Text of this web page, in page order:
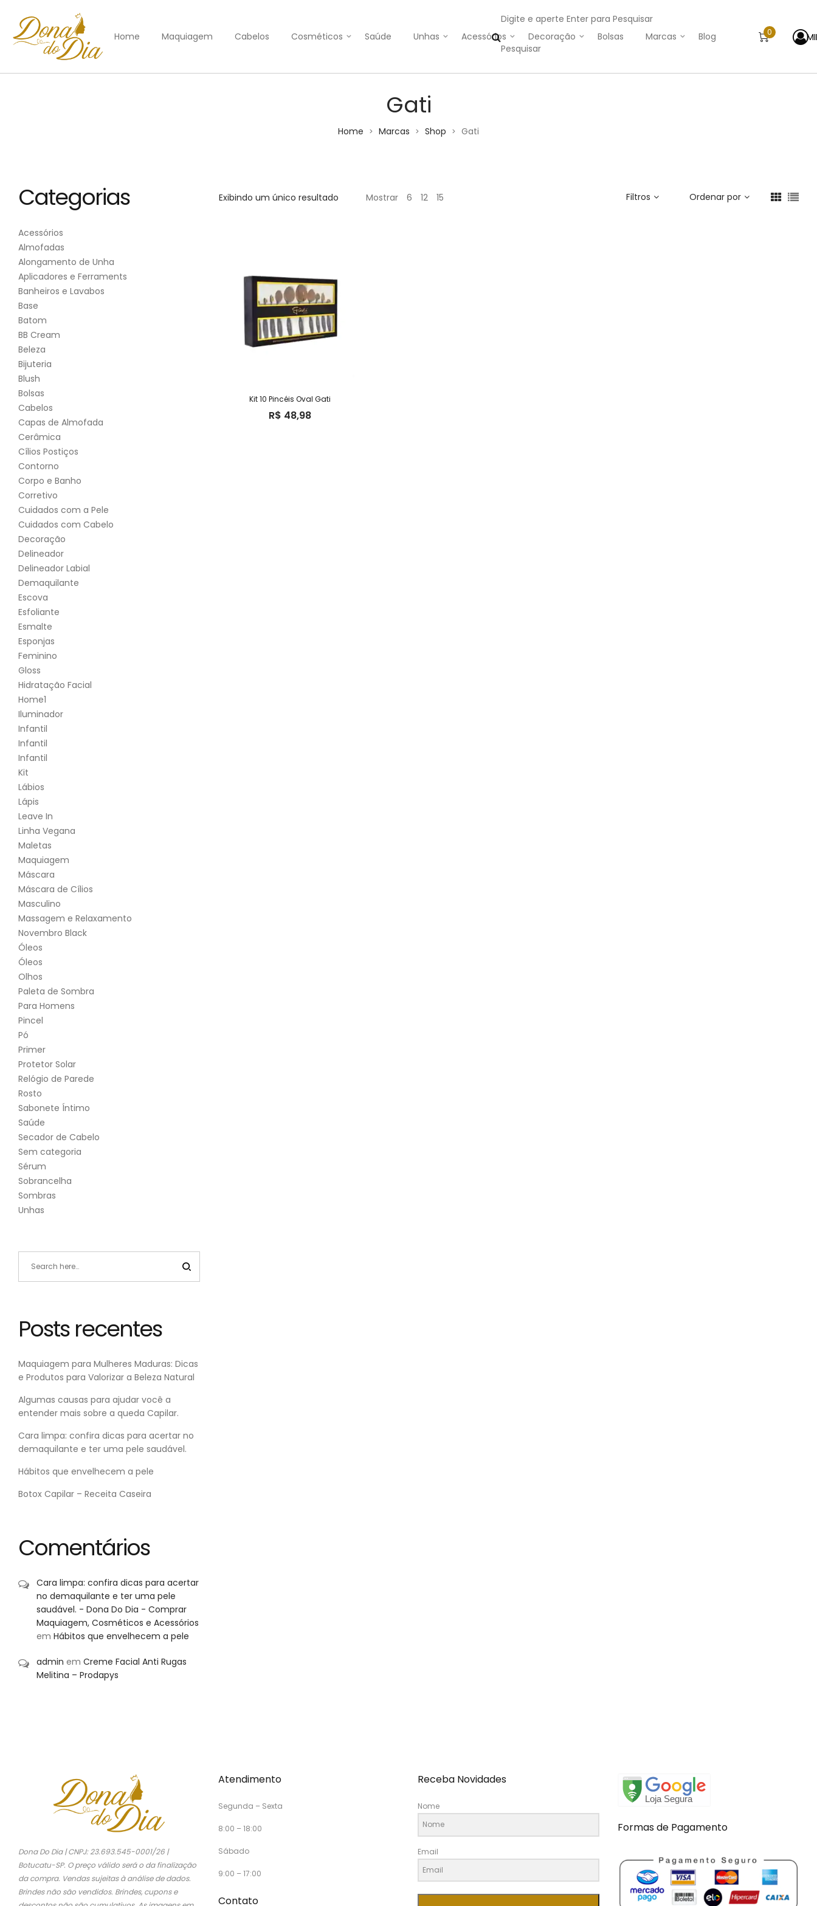
Home Maquiagem Cabelos Cosméticos Saúde Unhas Acessórios Decoração Bolsas Marcas Blog
Digite e aperte Enter para Pesquisar
0
Gati
Home > Marcas > Shop > Gati
Exibindo um único resultado Mostrar 6 12 15 Filtros Ordenar por
Kit 10 Pincéis Oval Gati
R$ 48,98
Categorias
Acessórios
Almofadas
Alongamento de Unha
Aplicadores e Ferraments
Banheiros e Lavabos
Base
Batom
BB Cream
Beleza
Bijuteria
Blush
Bolsas
Cabelos
Capas de Almofada
Cerâmica
Cílios Postiços
Contorno
Corpo e Banho
Corretivo
Cuidados com a Pele
Cuidados com Cabelo
Decoração
Delineador
Delineador Labial
Demaquilante
Escova
Esfoliante
Esmalte
Esponjas
Feminino
Gloss
Hidratação Facial
Home1
Iluminador
Infantil
Infantil
Infantil
Kit
Lábios
Lápis
Leave In
Linha Vegana
Maletas
Maquiagem
Máscara
Máscara de Cílios
Masculino
Massagem e Relaxamento
Novembro Black
Óleos
Óleos
Olhos
Paleta de Sombra
Para Homens
Pincel
Pó
Primer
Protetor Solar
Relógio de Parede
Rosto
Sabonete Íntimo
Saúde
Secador de Cabelo
Sem categoria
Sérum
Sobrancelha
Sombras
Unhas
Posts recentes
Maquiagem para Mulheres Maduras: Dicas
e Produtos para Valorizar a Beleza Natural
Algumas causas para ajudar você a
entender mais sobre a queda Capilar.
Cara limpa: confira dicas para acertar no
demaquilante e ter uma pele saudável.
Hábitos que envelhecem a pele
Botox Capilar – Receita Caseira
Comentários
Cara limpa: confira dicas para acertar
no demaquilante e ter uma pele
saudável. - Dona Do Dia - Comprar
Maquiagem, Cosméticos e Acessórios
em Hábitos que envelhecem a pele
admin em Creme Facial Anti Rugas
Melitina – Prodapys
Dona Do Dia | CNPJ: 23.693.545-0001/26 |
Botucatu-SP. O preço válido será o da finalização
da compra. Vendas sujeitas à análise de dados.
Brindes não são vendidos. Brindes, cupons e
Atendimento
Segunda – Sexta
8:00 – 18:00
Sábado
9:00 – 17:00
Contato
Receba Novidades
Nome
Email
Formas de Pagamento